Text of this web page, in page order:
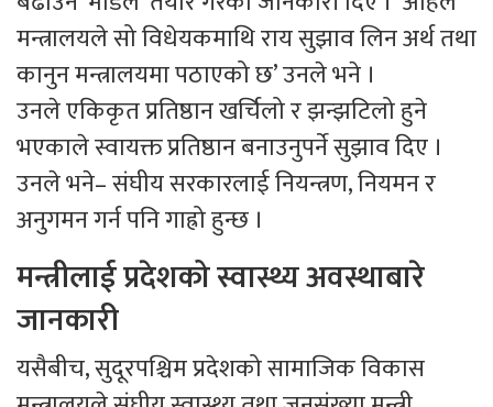
मन्त्रालयले सो विधेयकमाथि राय सुझाव लिन अर्थ तथा
कानुन मन्त्रालयमा पठाएको छ’ उनले भने ।
उनले एकिकृत प्रतिष्ठान खर्चिलो र झन्झटिलो हुने
भएकाले स्वायक्त प्रतिष्ठान बनाउनुपर्ने सुझाव दिए ।
उनले भने– संघीय सरकारलाई नियन्त्रण, नियमन र
अनुगमन गर्न पनि गाह्रो हुन्छ ।
मन्त्रीलाई प्रदेशको स्वास्थ्य अवस्थाबारे
जानकारी
यसैबीच, सुदूरपश्चिम प्रदेशको सामाजिक विकास